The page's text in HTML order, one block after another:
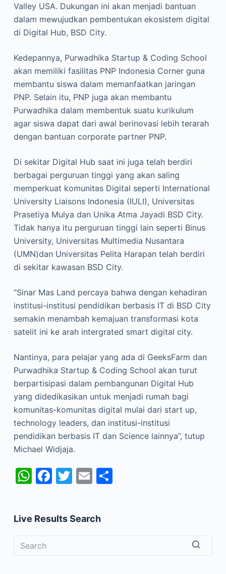
Valley USA. Dukungan ini akan menjadi bantuan
dalam mewujudkan pembentukan ekosistem digital
di Digital Hub, BSD City.
Kedepannya, Purwadhika Startup & Coding School
akan memiliki fasilitas PNP Indonesia Corner guna
membantu siswa dalam memanfaatkan jaringan
PNP. Selain itu, PNP juga akan membantu
Purwadhika dalam membentuk suatu kurikulum
agar siswa dapat dari awal berinovasi lebih terarah
dengan bantuan corporate partner PNP.
Di sekitar Digital Hub saat ini juga telah berdiri
berbagai perguruan tinggi yang akan saling
memperkuat komunitas Digital seperti International
University Liaisons Indonesia (IULI), Universitas
Prasetiya Mulya dan Unika Atma Jayadi BSD City.
Tidak hanya itu perguruan tinggi lain seperti Binus
University, Universitas Multimedia Nusantara
(UMN)dan Universitas Pelita Harapan telah berdiri
di sekitar kawasan BSD City.
“Sinar Mas Land percaya bahwa dengan kehadiran
institusi-institusi pendidikan berbasis IT di BSD City
semakin menambah kemajuan transformasi kota
satelit ini ke arah intergrated smart digital city.
Nantinya, para pelajar yang ada di GeeksFarm dan
Purwadhika Startup & Coding School akan turut
berpartisipasi dalam pembangunan Digital Hub
yang didedikasikan untuk menjadi rumah bagi
komunitas-komunitas digital mulai dari start up,
technology leaders, dan institusi-institusi
pendidikan berbasis IT dan Science lainnya”, tutup
Michael Widjaja.
W
s
A
p
F
e
b
o
T
er
E
l
S
Live Results Search